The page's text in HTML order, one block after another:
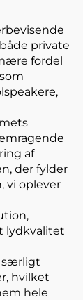
private
fordel
af
der fylder
vi oplever
lydkvalitet
særligt
hvilket
hele